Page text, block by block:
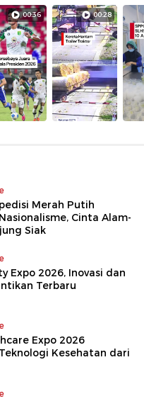
00:36 00:28
Merah Putih
Cinta Alam-
Siak
Expo 2026, Inovasi dan
Terbaru
Expo 2026
Kesehatan dari